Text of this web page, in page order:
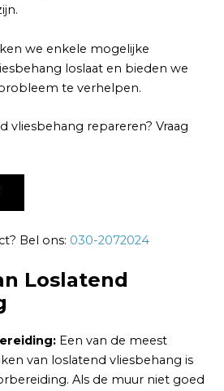
we enkele mogelijke
loslaat en bieden we
te verhelpen.
vliesbehang repareren? Vraag
Bel ons: 030-2072024
Loslatend
Een van de meest
van loslatend vliesbehang is
Als de muur niet goed